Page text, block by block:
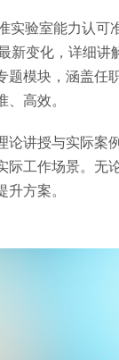
实验室能力认
新变化，详细
题模块，涵盖任
高效。
论讲授与实际案
际工作场景。无
方案。